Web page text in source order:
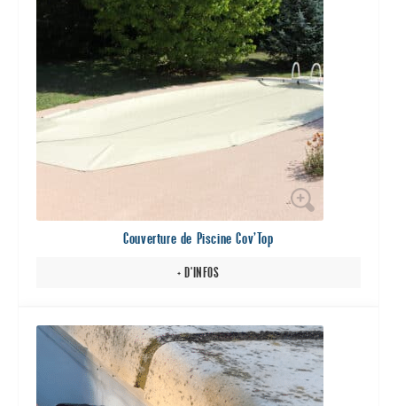
Couverture de Piscine Cov’Top
plusieurs
variations.
options
peuvent
être
choisies
sur
+ D'INFOS